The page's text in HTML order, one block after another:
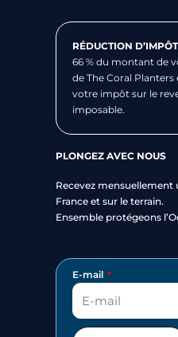
RÉDUCTION
66 % du montant de
de The Coral
votre impôt sur le
imposable.
PLONGEZ AVEC NOUS
Recevez mensuellement
France et sur le terrain.
Ensemble protégeons
E-mail